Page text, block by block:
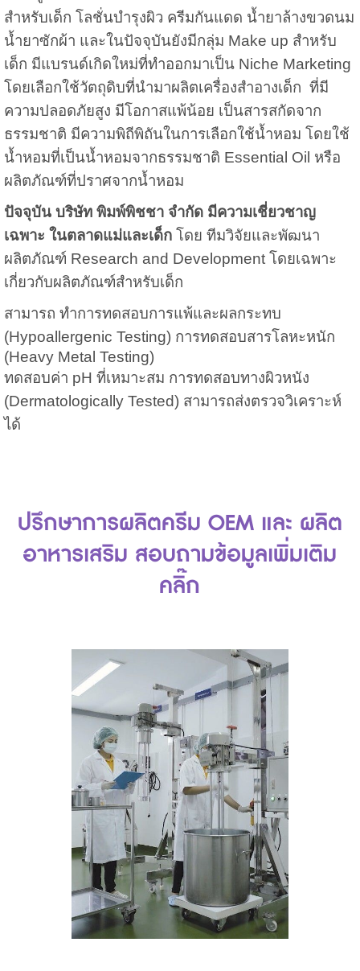
สำหรับเด็ก โลชั่นบำรุงผิว ครีมกันแดด น้ำยาล้างขวดนม
น้ำยาซักผ้า และในปัจจุบันยังมีกลุ่ม Make up สำหรับ
เด็ก มีแบรนด์เกิดใหม่ที่ทำออกมาเป็น Niche Marketing
โดยเลือกใช้วัตถุดิบที่นำมาผลิตเครื่องสำอางเด็ก ที่มี
ความปลอดภัยสูง มีโอกาสแพ้น้อย เป็นสารสกัดจาก
ธรรมชาติ มีความพิถีพิถันในการเลือกใช้น้ำหอม โดยใช้
น้ำหอมที่เป็นน้ำหอมจากธรรมชาติ Essential Oil หรือ
ผลิตภัณฑ์ที่ปราศจากน้ำหอม
ปัจจุบัน บริษัท พิมพ์พิชชา จำกัด มีความเชี่ยวชาญ
เฉพาะ ในตลาดแม่และเด็กโดย ทีมวิจัยและพัฒนา
ผลิตภัณฑ์ Research and Development โดยเฉพาะ
เกี่ยวกับผลิตภัณฑ์สำหรับเด็ก
สามารถ ทำการทดสอบการแพ้และผลกระทบ
(Hypoallergenic Testing) การทดสอบสารโลหะหนัก
(Heavy Metal Testing)
ทดสอบค่า pH ที่เหมาะสม การทดสอบทางผิวหนัง
(Dermatologically Tested) สามารถส่งตรวจวิเคราะห์
ได้
ปรึกษาการผลิตครีม OEM และ ผลิต
อาหารเสริม สอบถามข้อมูลเพิ่มเติม
คลิ๊ก